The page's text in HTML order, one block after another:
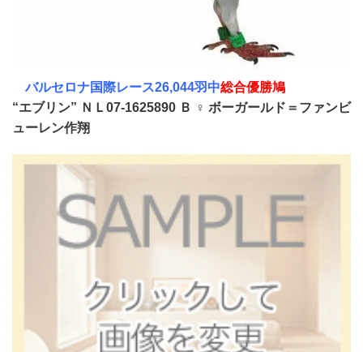
バルセロナ国際レース26,044羽中総合優勝鳩
“エブリン” ＮＬ07-1625890 Ｂ ♀ ボーガールド＝ファンビ
ューレン作翔